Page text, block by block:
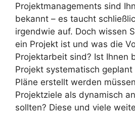
Projektmanagements sind
bekannt – es taucht
irgendwie auf. Doch wissen
ein Projekt ist und was die
Projektarbeit sind? Ist Ihnen
Projekt systematisch
Pläne erstellt werden
Projektziele als dynamisch
sollten? Diese und viele